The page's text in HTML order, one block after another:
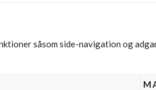
såsom side-navigation og